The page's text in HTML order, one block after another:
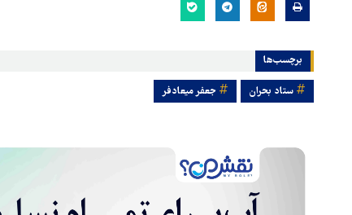
برچسب‌ها
ستاد بحران جعفر میعادفر